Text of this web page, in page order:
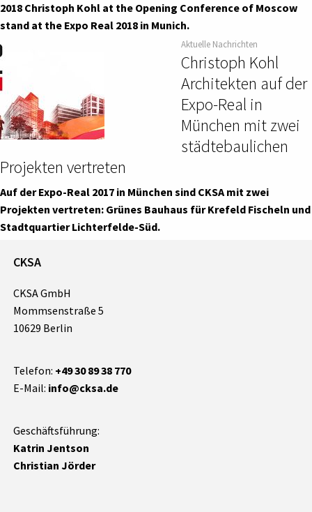
2018 Christoph Kohl at the Opening Conference of Moscow
stand at the Expo Real 2018 in Munich.
Aktuelle Nachrichten
Christoph Kohl
Architekten auf der
Expo-Real in
München mit zwei
städtebaulichen
Projekten vertreten
Auf der Expo-Real 2017 in München sind CKSA mit zwei
Projekten vertreten: Grünes Bauhaus für Krefeld Fischeln und
Stadtquartier Lichterfelde-Süd.
CKSA
CKSA GmbH
Mommsenstraße 5
10629 Berlin
Telefon: +49 30 89 38 770
E-Mail: info@cksa.de
Geschäftsführung:
Katrin Jentson
Christian Jörder